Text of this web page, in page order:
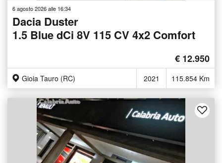
6 agosto 2026 alle 16:34
Dacia Duster
1.5 Blue dCi 8V 115 CV 4x2 Comfort
€ 12.950
Gioia Tauro (RC) 2021 115.854 Km